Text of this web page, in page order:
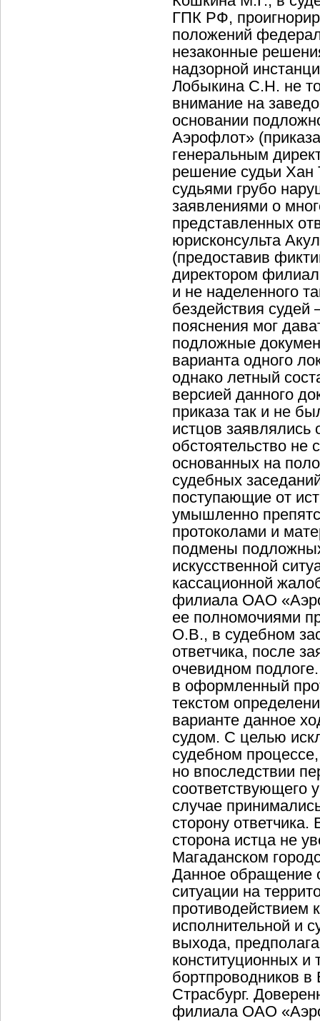
ГПК РФ,
положений
незаконные
надзорной
Лобыкина С.Н. не
внимание на
основании
Аэрофлот»
генеральным
решение судьи Хан
судьями грубо
заявлениями о
представленных
юрисконсульта
(предоставив
директором
и не наделенного
бездействия судей
пояснения мог
подложные
варианта одного
однако летный
версией данного
приказа так и не
истцов заявлялись
обстоятельство не
основанных на
судебных
поступающие от
умышленно
протоколами и
подмены
искусственной
кассационной
филиала ОАО
ее полномочиями
О.В., в судебном
ответчика, после
очевидном
в оформленный
текстом
варианте данное
судом. С целью
судебном
но впоследствии
соответствующего
случае
сторону
сторона истца не
Магаданском
Данное обращение
ситуации на
противодействием
исполнительной и
выхода,
конституционных и
бортпроводников в
Страсбург.
филиала ОАО